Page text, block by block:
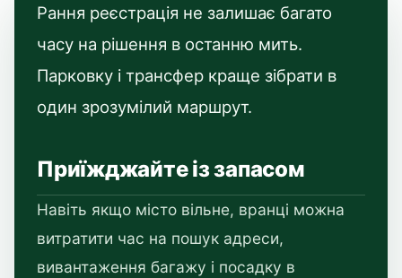
Рання реєстрація не залишає багато
часу на рішення в останню мить.
Парковку і трансфер краще зібрати в
один зрозумілий маршрут.
Приїжджайте із запасом
Навіть якщо місто вільне, вранці можна
витратити час на пошук адреси,
вивантаження багажу і посадку в